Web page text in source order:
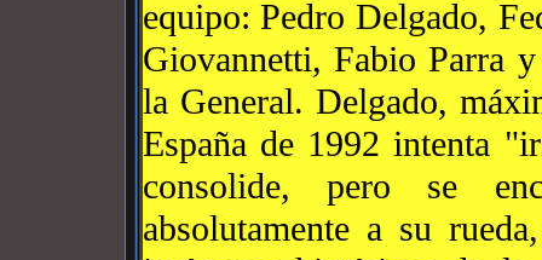
equipo: Pedro Delgado,
Giovannetti, Fabio Parra
la General. Delgado,
España de 1992 intenta
consolide, pero se
absolutamente a su